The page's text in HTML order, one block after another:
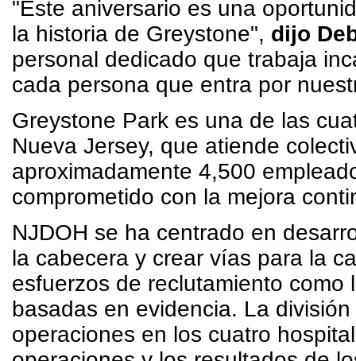
"Este aniversario es una
la historia de Greystone", dijo
personal dedicado que trabaja
cada persona que entra por
Greystone Park es una de las
Nueva Jersey, que atiende
aproximadamente 4,500
comprometido con la mejora
NJDOH se ha centrado en
la cabecera y crear vías para la
esfuerzos de reclutamiento
basadas en evidencia. La
operaciones en los cuatro